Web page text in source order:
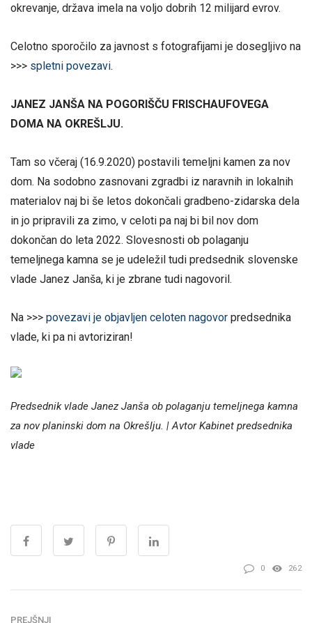
okrevanje, država imela na voljo dobrih 12 milijard evrov.
Celotno sporočilo za javnost s fotografijami je dosegljivo na
>>> spletni povezavi.
JANEZ JANŠA NA POGORIŠČU FRISCHAUFOVEGA
DOMA NA OKREŠLJU.
Tam so včeraj (16.9.2020) postavili temeljni kamen za nov
dom. Na sodobno zasnovani zgradbi iz naravnih in lokalnih
materialov naj bi še letos dokončali gradbeno-zidarska dela
in jo pripravili za zimo, v celoti pa naj bi bil nov dom
dokončan do leta 2022. Slovesnosti ob polaganju
temeljnega kamna se je udeležil tudi predsednik slovenske
vlade Janez Janša, ki je zbrane tudi nagovoril.
Na >>> povezavi je objavljen celoten nagovor predsednika
vlade, ki pa ni avtoriziran!
Predsednik vlade Janez Janša ob polaganju temeljnega kamna
za nov planinski dom na Okrešlju. | Avtor Kabinet predsednika
vlade
0 262
PREJŠNJI